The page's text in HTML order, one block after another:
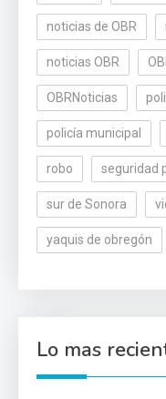
noticias de OBR
noticias OBR
OBRNoticias
policía municipal
robo seguridad
sur de Sonora
yaquis de obregón
Lo mas